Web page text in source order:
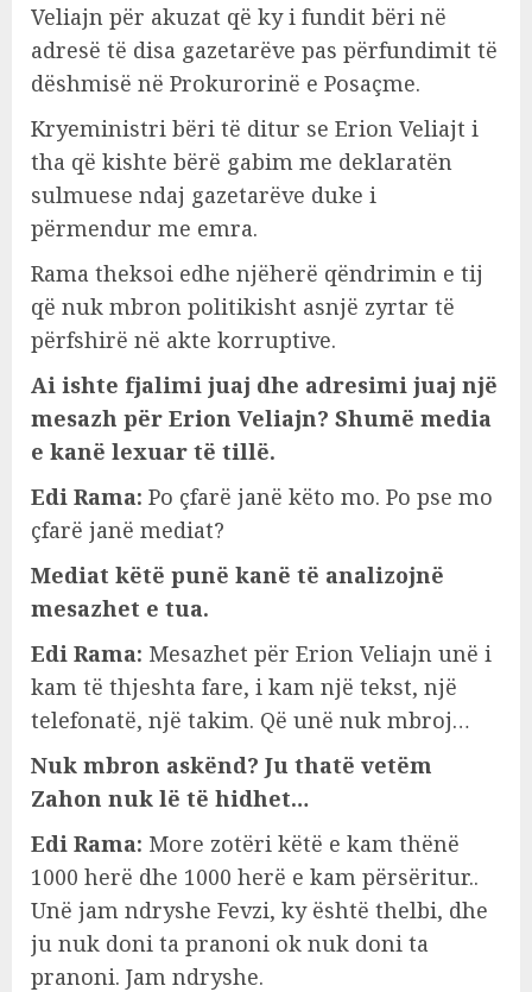
Veliajn për akuzat që ky i fundit bëri në
adresë të disa gazetarëve pas përfundimit të
dëshmisë në Prokurorinë e Posaçme.
Kryeministri bëri të ditur se Erion Veliajt i
tha që kishte bërë gabim me deklaratën
sulmuese ndaj gazetarëve duke i
përmendur me emra.
Rama theksoi edhe njëherë qëndrimin e tij
që nuk mbron politikisht asnjë zyrtar të
përfshirë në akte korruptive.
Ai ishte fjalimi juaj dhe adresimi juaj një
mesazh për Erion Veliajn? Shumë media
e kanë lexuar të tillë.
Edi Rama: Po çfarë janë këto mo. Po pse mo
çfarë janë mediat?
Mediat këtë punë kanë të analizojnë
mesazhet e tua.
Edi Rama: Mesazhet për Erion Veliajn unë i
kam të thjeshta fare, i kam një tekst, një
telefonatë, një takim. Që unë nuk mbroj…
Nuk mbron askënd? Ju thatë vetëm
Zahon nuk lë të hidhet…
Edi Rama: More zotëri këtë e kam thënë
1000 herë dhe 1000 herë e kam përsëritur..
Unë jam ndryshe Fevzi, ky është thelbi, dhe
ju nuk doni ta pranoni ok nuk doni ta
pranoni. Jam ndryshe.